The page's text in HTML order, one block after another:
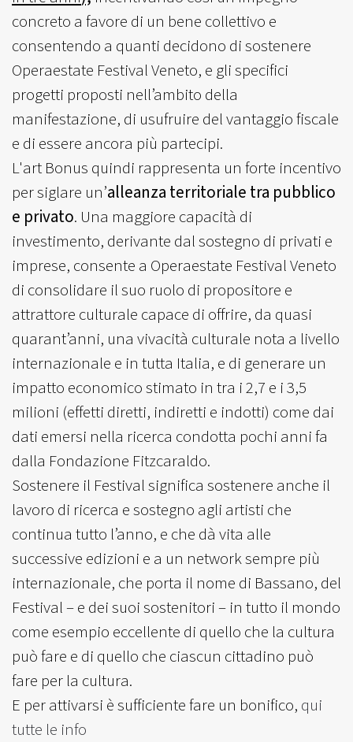
concreto a favore di un bene collettivo e
consentendo a quanti decidono di sostenere
Operaestate Festival Veneto, e gli specifici
progetti proposti nell’ambito della
manifestazione, di usufruire del vantaggio fiscale
e di essere ancora più partecipi.
L'art Bonus quindi rappresenta un forte incentivo
per siglare un’alleanza territoriale tra pubblico
e privato. Una maggiore capacità di
investimento, derivante dal sostegno di privati e
imprese, consente a Operaestate Festival Veneto
di consolidare il suo ruolo di propositore e
attrattore culturale capace di offrire, da quasi
quarant’anni, una vivacità culturale nota a livello
internazionale e in tutta Italia, e di generare un
impatto economico stimato in tra i 2,7 e i 3,5
milioni (effetti diretti, indiretti e indotti) come dai
dati emersi nella ricerca condotta pochi anni fa
dalla Fondazione Fitzcaraldo.
Sostenere il Festival significa sostenere anche il
lavoro di ricerca e sostegno agli artisti che
continua tutto l’anno, e che dà vita alle
successive edizioni e a un network sempre più
internazionale, che porta il nome di Bassano, del
Festival – e dei suoi sostenitori – in tutto il mondo
come esempio eccellente di quello che la cultura
può fare e di quello che ciascun cittadino può
fare per la cultura.
E per attivarsi è sufficiente fare un bonifico, qui
tutte le info